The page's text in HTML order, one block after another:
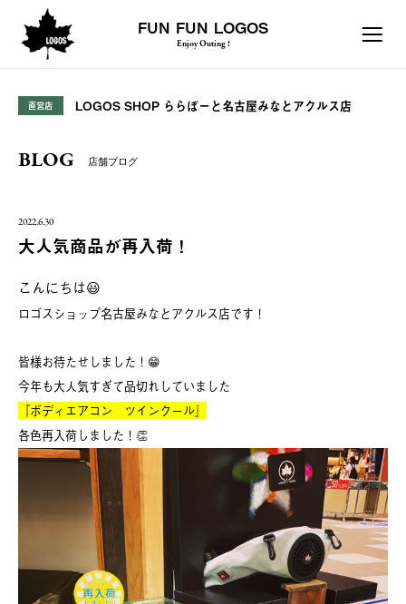
FUN FUN LOGOS
Enjoy Outing !
直営店 LOGOS SHOP ららぽーと名古屋みなとアクルス店
BLOG 店舗ブログ
2022.6.30
大人気商品が再入荷！
こんにちは😃
ロゴスショップ名古屋みなとアクルス店です！
皆様お待たせしました！😁
今年も大人気すぎて品切れしていました
『ボディエアコン ツインクール』
各色再入荷しました！👏